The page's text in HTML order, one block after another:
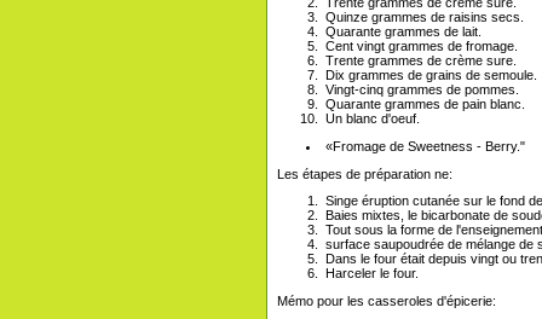
Quinze grammes de raisins secs.
Quarante grammes de lait.
Cent vingt grammes de fromage.
Trente grammes de crème sure.
Dix grammes de grains de semoule.
Vingt-cinq grammes de pommes.
Quarante grammes de pain blanc.
Un blanc d'oeuf.
«Fromage de Sweetness - Berry."
Les étapes de préparation ne:
Singe éruption cutanée sur le fond
Baies mixtes, le bicarbonate de
Tout sous la forme de
surface saupoudrée de mélange de
Dans le four était depuis vingt ou
Harceler le four.
Mémo pour les casseroles d'épicerie: